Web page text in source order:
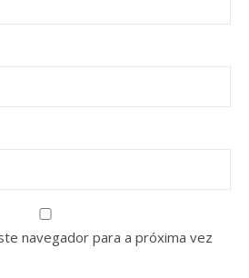
navegador para a próxima vez